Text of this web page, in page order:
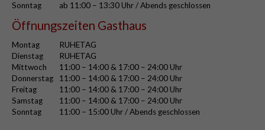
Sonntag
ab 11:00 – 13:30 Uhr / Abends geschlossen
Öffnungszeiten Gasthaus
Montag
RUHETAG
Dienstag
RUHETAG
Mittwoch
11:00 – 14:00 & 17:00 – 24:00 Uhr
Donnerstag
11:00 – 14:00 & 17:00 – 24:00 Uhr
Freitag
11:00 – 14:00 & 17:00 – 24:00 Uhr
Samstag
11:00 – 14:00 & 17:00 – 24:00 Uhr
Sonntag
11:00 – 15:00 Uhr / Abends geschlossen